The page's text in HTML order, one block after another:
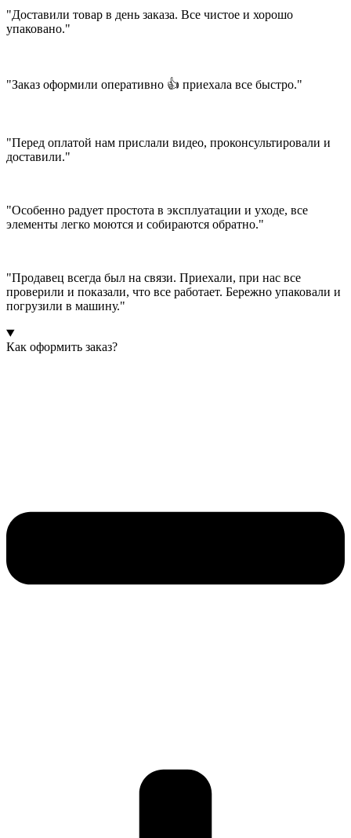
"Доставили товар в день заказа. Все чистое и хорошо
упаковано."
"Заказ оформили оперативно 👍 приехала все быстро."
"Перед оплатой нам прислали видео, проконсультировали и
доставили."
"Особенно радует простота в эксплуатации и уходе, все
элементы легко моются и собираются обратно."
"Продавец всегда был на связи. Приехали, при нас все
проверили и показали, что все работает. Бережно упаковали и
погрузили в машину."
Как оформить заказ?